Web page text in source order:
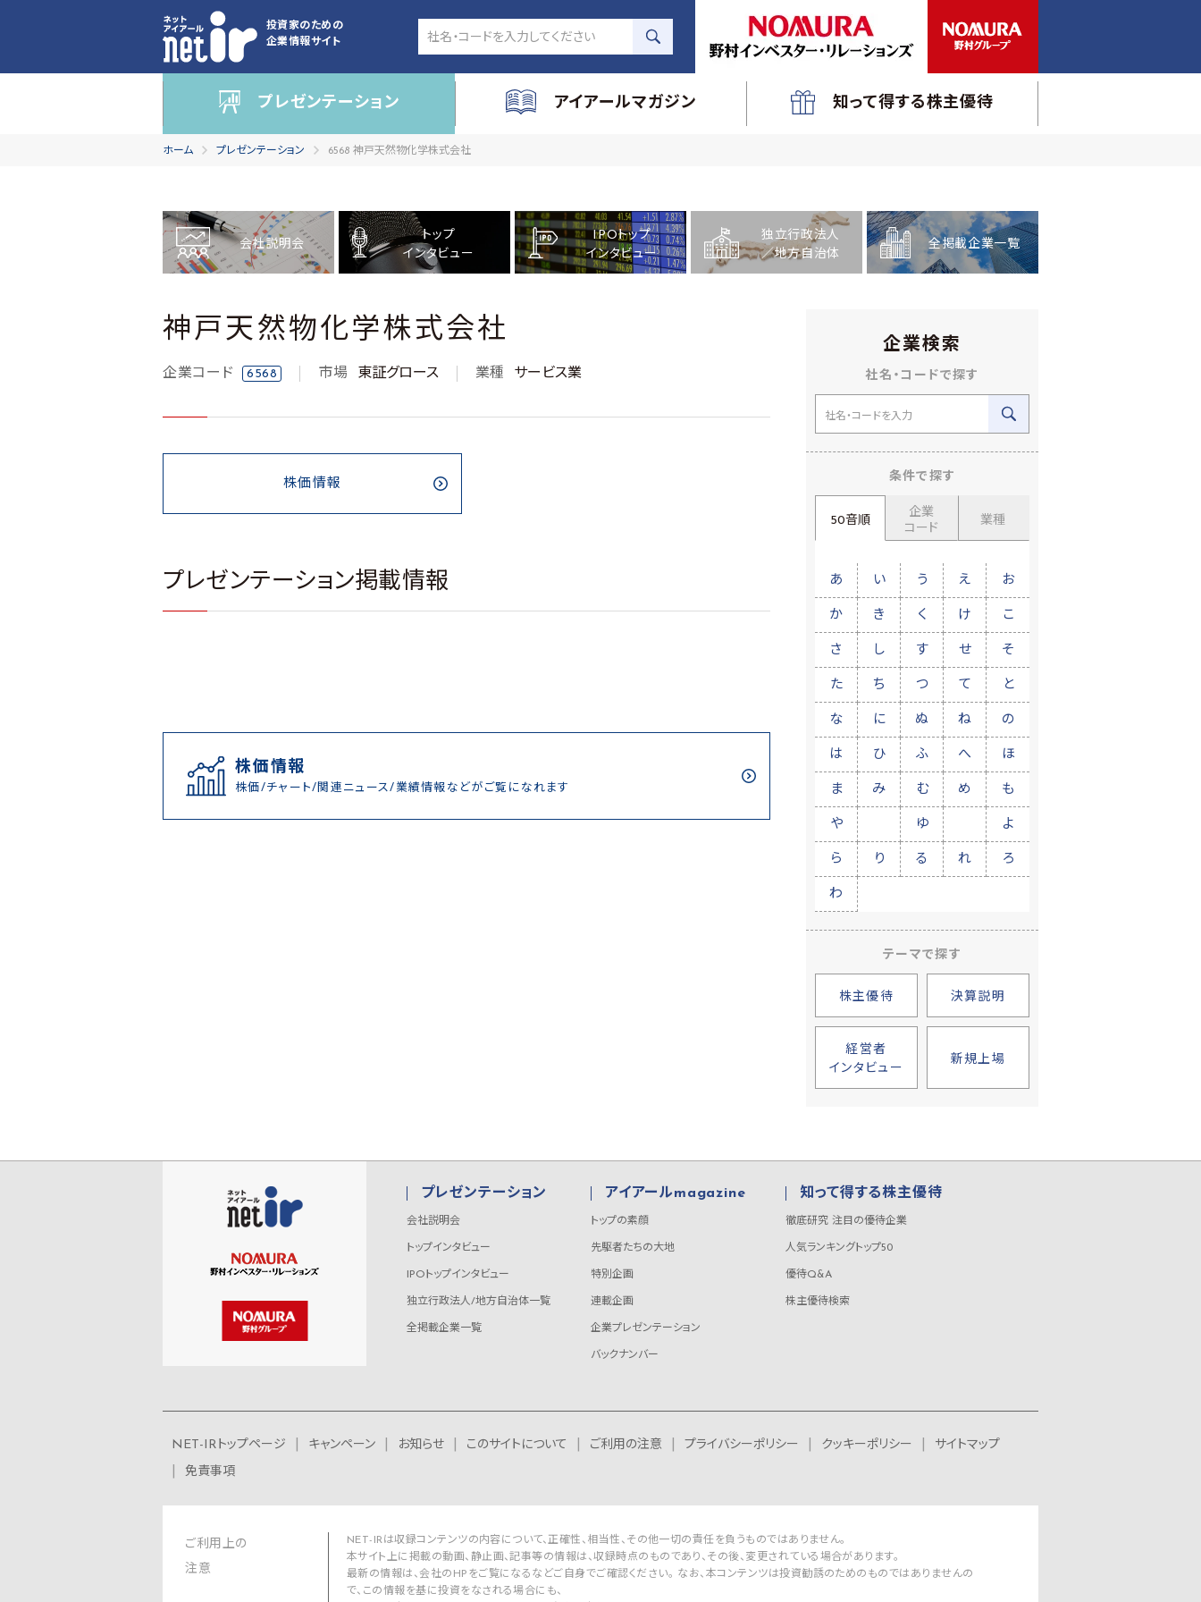
投資家のための
企業情報サイト
プレゼンテーション アイアールマガジン 知って得する株主優待
ホーム プレゼンテーション 6568 神戸天然物化学株式会社
会社説明会
トップ
インタビュー
IPOトップ
インタビュー
独立行政法人
／地方自治体
全掲載企業一覧
神戸天然物化学株式会社
企業コード 6568 市場 東証グロース 業種 サービス業
株価情報
プレゼンテーション掲載情報
株価情報
株価/チャート/関連ニュース/業績情報などがご覧になれます
企業検索
社名・コードで探す
条件で探す
50音順
企業
コード
業種
あ い う え お
か き く け こ
さ し す せ そ
た ち つ て と
な に ぬ ね の
は ひ ふ へ ほ
ま み む め も
や ゆ よ
ら り る れ ろ
わ
テーマで探す
株主優待 決算説明
経営者
インタビュー
新規上場
プレゼンテーション
会社説明会
トップインタビュー
IPOトップインタビュー
独立行政法人/地方自治体一覧
全掲載企業一覧
アイアールmagazine
トップの素顔
先駆者たちの大地
特別企画
連載企画
企業プレゼンテーション
バックナンバー
知って得する株主優待
徹底研究 注目の優待企業
人気ランキングトップ50
優待Q&A
株主優待検索
NET-IRトップページ キャンペーン お知らせ このサイトについて ご利用の注意 プライバシーポリシー クッキーポリシー
サイトマップ
免責事項
ご利用上の
注意
NET-IRは収録コンテンツの内容について、正確性、相当性、その他一切の責任を負うものではありません。
本サイト上に掲載の動画、静止画、記事等の情報は、収録時点のものであり、その後、変更されている場合があります。
最新の情報は、会社のHPをご覧になるなどご自身でご確認ください。 なお、本コンテンツは投資勧誘のためのものではありませんの
で、この情報を基に投資をなされる場合にも、